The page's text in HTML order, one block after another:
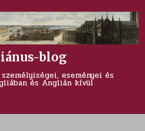
blog
eseményei és
és Anglián kívül